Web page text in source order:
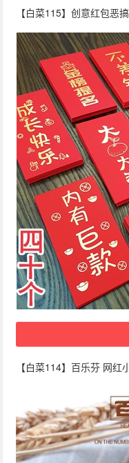
【白菜115】创意红包恶
【白菜114】百乐芬 网